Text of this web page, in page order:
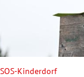
Untermenü
Untermenü
SOS-Kinderdorf